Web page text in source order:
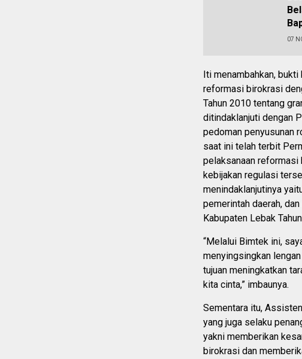
07
Iti menambahkan,
reformasi birokrasi
Tahun 2010 tentang
ditindaklanjuti dengan
pedoman penyusunan
saat ini telah terbit
pelaksanaan reformasi
kebijakan regulasi
menindaklanjutinya
pemerintah daerah,
Kabupaten Lebak
“Melalui Bimtek ini,
menyingsingkan
tujuan meningkatkan
kita cinta,” imbaunya.
Sementara itu,
yang juga selaku
yakni memberikan
birokrasi dan